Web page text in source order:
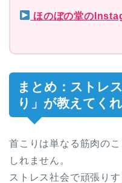
ほのぼの堂の
まとめ：ストレ
り」が教えてく
首こりは単なる筋肉の
しれません。
ストレス社会で頑張り